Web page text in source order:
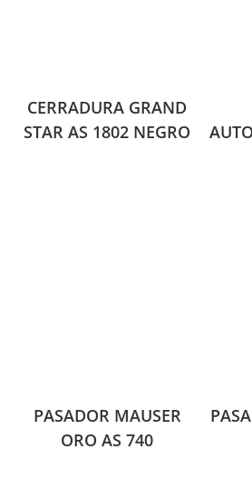
CERRADURA GRAND
STAR AS 1802 NEGRO
PASADOR MAUSER
ORO AS 740